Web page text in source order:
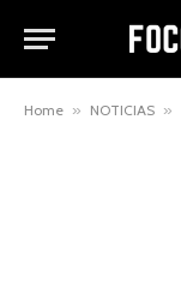
Home » NOTICIAS »